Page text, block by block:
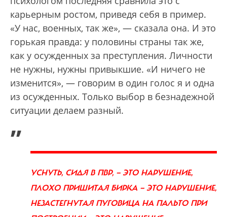
карьерным ростом, приведя себя в пример.
«У нас, военных, так же», — сказала она. И это
горькая правда: у половины страны так же,
как у осужденных за преступления. Личности
не нужны, нужны привыкшие. «И ничего не
изменится», — говорим в один голос я и одна
из осужденных. Только выбор в безнадежной
ситуации делаем разный.
„
УСНУТЬ, СИДЯ В ПВР, — ЭТО НАРУШЕНИЕ,
ПЛОХО ПРИШИТАЯ БИРКА — ЭТО НАРУШЕНИЕ,
НЕЗАСТЕГНУТАЯ ПУГОВИЦА НА ПАЛЬТО ПРИ